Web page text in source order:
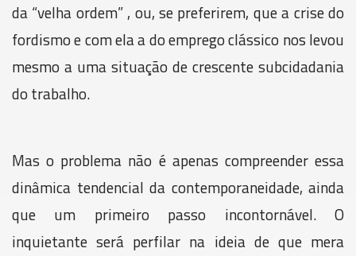
da “velha ordem” , ou, se preferirem, que a crise do
fordismo e com ela a do emprego clássico nos levou
mesmo a uma situação de crescente subcidadania
do trabalho.
Mas o problema não é apenas compreender essa
dinâmica tendencial da contemporaneidade, ainda
que um primeiro passo incontornável. O
inquietante será perfilar na ideia de que mera